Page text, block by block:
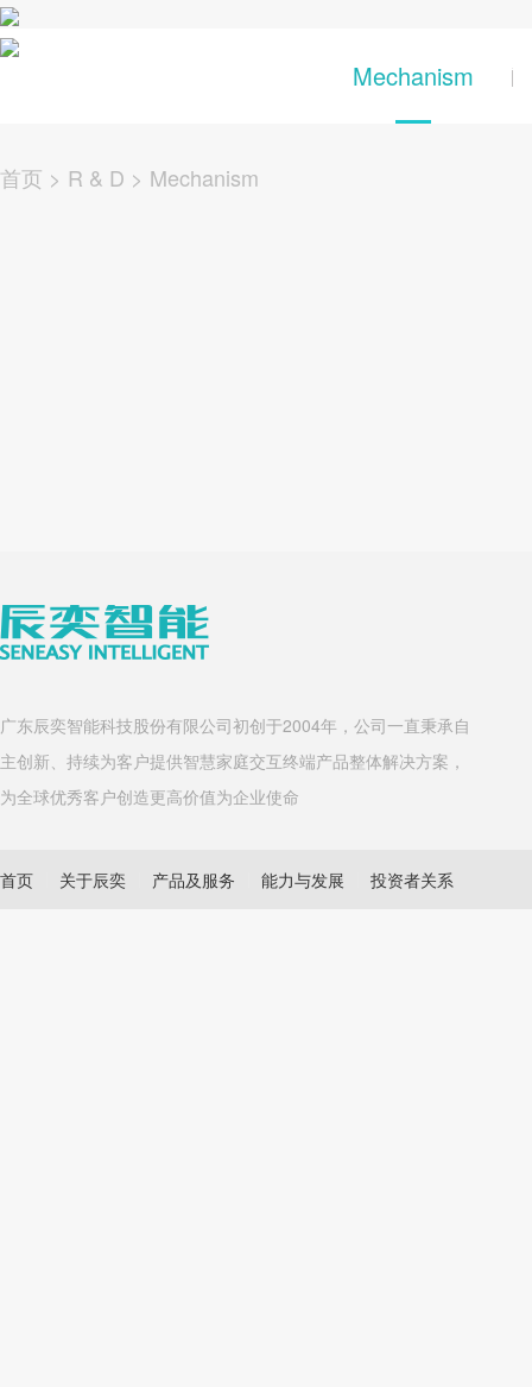
Mechanism
首页 > R & D > Mechanism
广东辰奕智能科技股份有限公司初创于2004年，公司一直秉承自
主创新、持续为客户提供智慧家庭交互终端产品整体解决方案，
为全球优秀客户创造更高价值为企业使命
首页 关于辰奕 产品及服务 能力与发展 投资者关系